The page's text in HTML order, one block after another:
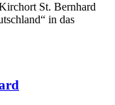
St. Bernhard
in das